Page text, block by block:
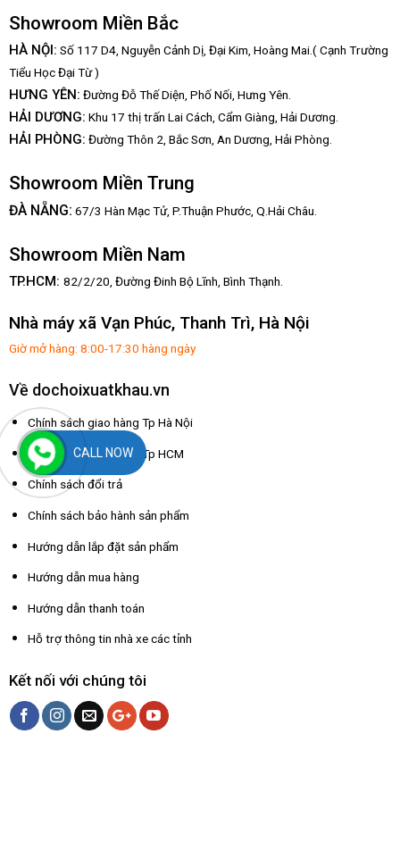
Showroom Miền Bắc
HÀ NỘI: Số 117 D4, Nguyễn Cảnh Dị, Đại Kim, Hoàng Mai.( Cạnh Trường
Tiểu Học Đại Từ )
HƯNG YÊN: Đường Đỗ Thế Diện, Phố Nối, Hưng Yên.
HẢI DƯƠNG: Khu 17 thị trấn Lai Cách, Cẩm Giàng, Hải Dương.
HẢI PHÒNG: Đường Thôn 2, Bắc Sơn, An Dương, Hải Phòng.
Showroom Miền Trung
ĐÀ NẴNG: 67/3 Hàn Mạc Tử, P.Thuận Phước, Q.Hải Châu.
Showroom Miền Nam
TP.HCM: 82/2/20, Đường Đinh Bộ Lĩnh, Bình Thạnh.
Nhà máy xã Vạn Phúc, Thanh Trì, Hà Nội
Giờ mở hàng: 8:00-17:30 hàng ngày
Về dochoixuatkhau.vn
Chính sách giao hàng Tp Hà Nội
Chính sách giao hàng Tp HCM
Chính sách đổi trả
Chính sách bảo hành sản phẩm
Hướng dẫn lắp đặt sản phẩm
Hướng dẫn mua hàng
Hướng dẫn thanh toán
Hỗ trợ thông tin nhà xe các tỉnh
Kết nối với chúng tôi
CALL NOW